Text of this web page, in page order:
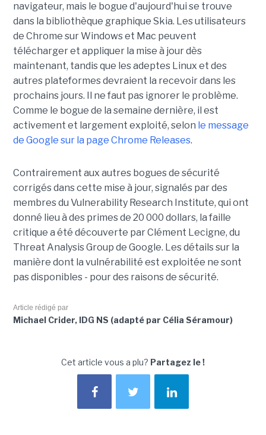
navigateur, mais le bogue d'aujourd'hui se trouve
dans la bibliothèque graphique Skia. Les utilisateurs
de Chrome sur Windows et Mac peuvent
télécharger et appliquer la mise à jour dès
maintenant, tandis que les adeptes Linux et des
autres plateformes devraient la recevoir dans les
prochains jours. Il ne faut pas ignorer le problème.
Comme le bogue de la semaine dernière, il est
activement et largement exploité, selon le message
de Google sur la page Chrome Releases.
Contrairement aux autres bogues de sécurité
corrigés dans cette mise à jour, signalés par des
membres du Vulnerability Research Institute, qui ont
donné lieu à des primes de 20 000 dollars, la faille
critique a été découverte par Clément Lecigne, du
Threat Analysis Group de Google. Les détails sur la
manière dont la vulnérabilité est exploitée ne sont
pas disponibles - pour des raisons de sécurité.
Article rédigé par
Michael Crider, IDG NS (adapté par Célia Séramour)
Cet article vous a plu? Partagez le !